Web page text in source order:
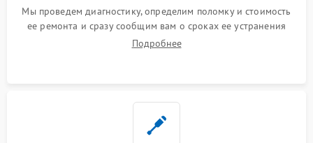
Мы проведем диагностику, определим поломку и стоимость
ее ремонта и сразу сообщим вам о сроках ее устранения
Подробнее